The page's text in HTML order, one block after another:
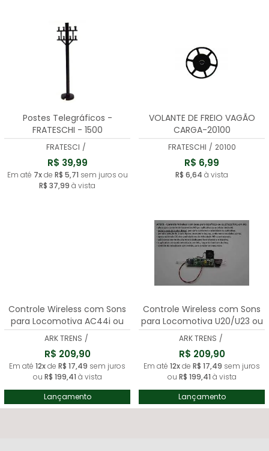
Postes Telegráficos -
FRATESCHI - 1500
FRATESCI /
R$ 39,99
Em até 7xde R$ 5,71 sem juros ou
R$ 37,99 à vista
VOLANTE DE FREIO VAGÃO
CARGA-20100
FRATESCHI / 20100
R$ 6,99
R$ 6,64 à vista
Controle Wireless com Sons
para Locomotiva AC44i ou
C30 - ARK TRENS - ATBT4
ARK TRENS /
R$ 209,90
Em até 12xde R$ 17,49 sem juros
ou R$ 199,41 à vista
Lançamento
Controle Wireless com Sons
para Locomotiva U20/U23 ou
G12/G22/FA1 - ARK TRENS -
ATBT3
ARK TRENS /
R$ 209,90
Em até 12xde R$ 17,49 sem juros
ou R$ 199,41 à vista
Lançamento